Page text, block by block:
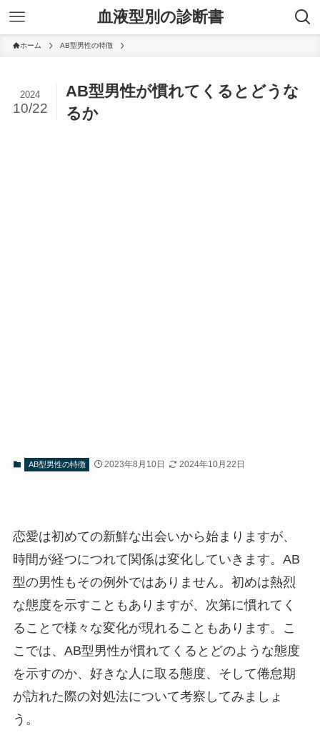
血液型別の診断書
ホーム AB型男性の特徴
AB型男性が慣れてくるとどうな
るか
2024
10/22
AB型男性の特徴 2023年8月10日 2024年10月22日
恋愛は初めての新鮮な出会いから始まりますが、
時間が経つにつれて関係は変化していきます。AB
型の男性もその例外ではありません。初めは熱烈
な態度を示すこともありますが、次第に慣れてく
ることで様々な変化が現れることもあります。こ
こでは、AB型男性が慣れてくるとどのような態度
を示すのか、好きな人に取る態度、そして倦怠期
が訪れた際の対処法について考察してみましょ
う。